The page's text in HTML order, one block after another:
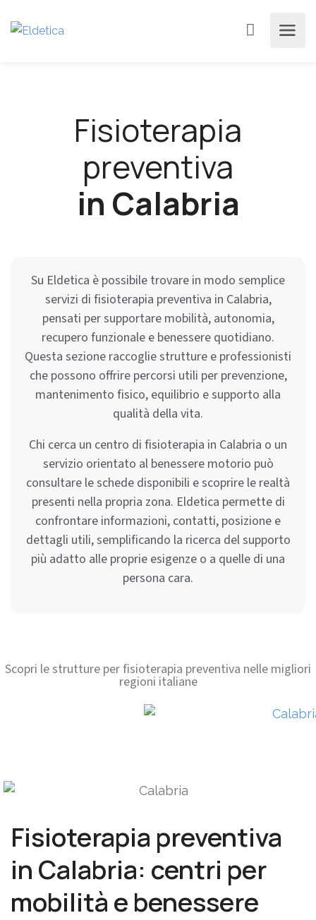
Fisioterapia
preventiva
in Calabria
Su Eldetica è possibile trovare in modo semplice
servizi di fisioterapia preventiva in Calabria,
pensati per supportare mobilità, autonomia,
recupero funzionale e benessere quotidiano.
Questa sezione raccoglie strutture e professionisti
che possono offrire percorsi utili per prevenzione,
mantenimento fisico, equilibrio e supporto alla
qualità della vita.
Chi cerca un centro di fisioterapia in Calabria o un
servizio orientato al benessere motorio può
consultare le schede disponibili e scoprire le realtà
presenti nella propria zona. Eldetica permette di
confrontare informazioni, contatti, posizione e
dettagli utili, semplificando la ricerca del supporto
più adatto alle proprie esigenze o a quelle di una
persona cara.
Scopri le strutture per fisioterapia preventiva nelle migliori
regioni italiane
Fisioterapia preventiva
in Calabria: centri per
mobilità e benessere